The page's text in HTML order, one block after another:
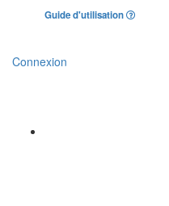
Guide d'utilisation
Connexion